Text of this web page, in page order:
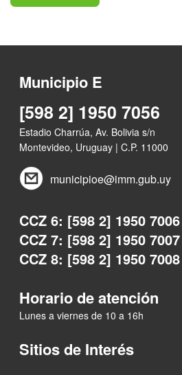
Municipio E
[598 2] 1950 7056
Estadio Charrúa, Av. Bolivia s/n
Montevideo, Uruguay | C.P. 11000
municipioe@imm.gub.uy
CCZ 6: [598 2] 1950 7006
CCZ 7: [598 2] 1950 7007
CCZ 8: [598 2] 1950
Horario de atención
Lunes a viernes de 10 a 16h
Sitios de Interés